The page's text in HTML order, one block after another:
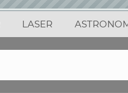
LASER